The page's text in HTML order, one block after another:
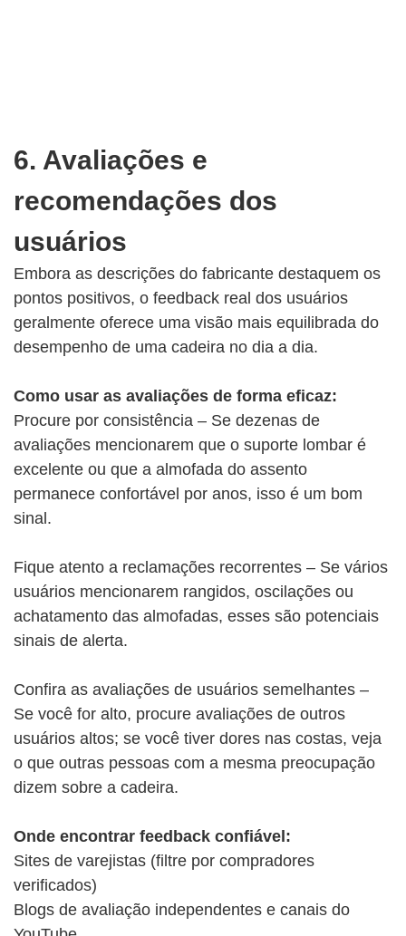
6. Avaliações e
recomendações dos
usuários
Embora as descrições do fabricante destaquem os
pontos positivos, o feedback real dos usuários
geralmente oferece uma visão mais equilibrada do
desempenho de uma cadeira no dia a dia.
Como usar as avaliações de forma eficaz:
Procure por consistência – Se dezenas de
avaliações mencionarem que o suporte lombar é
excelente ou que a almofada do assento
permanece confortável por anos, isso é um bom
sinal.
Fique atento a reclamações recorrentes – Se vários
usuários mencionarem rangidos, oscilações ou
achatamento das almofadas, esses são potenciais
sinais de alerta.
Confira as avaliações de usuários semelhantes –
Se você for alto, procure avaliações de outros
usuários altos; se você tiver dores nas costas, veja
o que outras pessoas com a mesma preocupação
dizem sobre a cadeira.
Onde encontrar feedback confiável:
Sites de varejistas (filtre por compradores
verificados)
Blogs de avaliação independentes e canais do